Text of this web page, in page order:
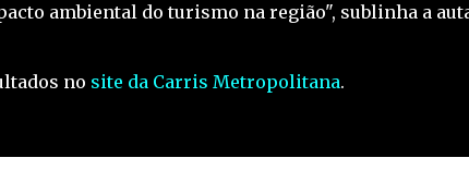
ambiental do turismo na região", sublinha a
no site da Carris Metropolitana.